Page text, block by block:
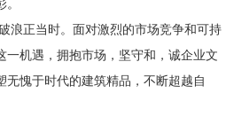
正当时。面对激烈的市场竞争和可持
一机遇，拥抱市场，坚守和，诚企业文
无愧于时代的建筑精品，不断超越自